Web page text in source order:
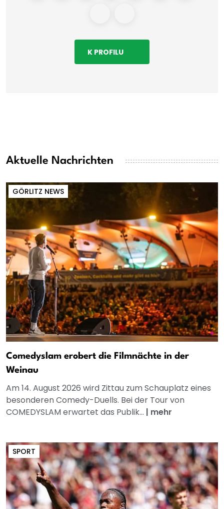
K PROFILU
Aktuelle Nachrichten
GÖRLITZ NEWS
Comedyslam erobert die Filmnächte in der
Weinau
Am 14. August 2026 wird Zittau zum Schauplatz eines
besonderen Comedy-Duells. Bei der Tour von
COMEDYSLAM erwartet das Publik... | mehr
SPORT